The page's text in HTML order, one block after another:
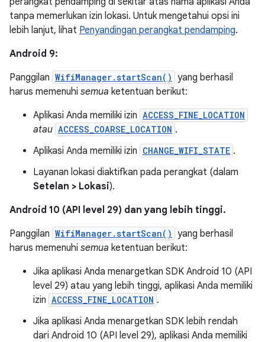
tanpa memerlukan izin lokasi. Untuk mengetahui opsi ini
lebih lanjut, lihat Penyandingan perangkat pendamping.
Android 9:
Panggilan WifiManager.startScan() yang berhasil
harus memenuhi semua ketentuan berikut:
Aplikasi Anda memiliki izin ACCESS_FINE_LOCATION
atau ACCESS_COARSE_LOCATION .
Aplikasi Anda memiliki izin CHANGE_WIFI_STATE .
Layanan lokasi diaktifkan pada perangkat (dalam
Setelan > Lokasi).
Android 10 (API level 29) dan yang lebih tinggi.
Panggilan WifiManager.startScan() yang berhasil
harus memenuhi semua ketentuan berikut:
Jika aplikasi Anda menargetkan SDK Android 10 (API
level 29) atau yang lebih tinggi, aplikasi Anda memiliki
izin ACCESS_FINE_LOCATION .
Jika aplikasi Anda menargetkan SDK lebih rendah
dari Android 10 (API level 29), aplikasi Anda memiliki